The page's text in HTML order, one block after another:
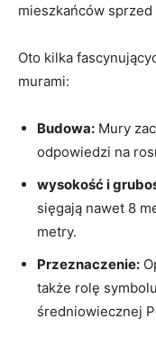
mieszkańców sprzed
Oto kilka
murami:
Budowa: Mury
odpowiedzi ⁤na
wysokość i
sięgają nawet 8
metry.
Przeznaczenie:
także rolę
średniowiecznej